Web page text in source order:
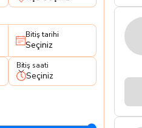
Bitiş tarihi
Seçiniz
Bitiş saati
Bitiş saati
Seçiniz